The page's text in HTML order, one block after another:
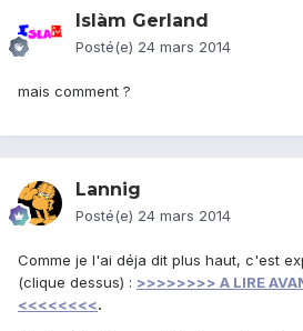
Islàm Gerland
Posté(e) 24 mars 2014
mais comment ?
Lannig
Posté(e) 24 mars 2014
Comme je l'ai déja dit plus haut, c'est
(clique dessus) : >>>>>>>> A LIRE
<<<<<<<<.